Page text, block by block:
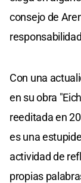
consejo de
Con una
en su obra
reeditada en
es una
actividad de
propias